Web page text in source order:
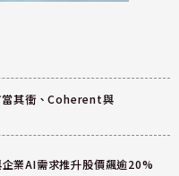
其衝、Coherent與
業AI需求推升股價飆逾20%